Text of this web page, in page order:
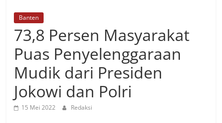
Banten
73,8 Persen Masyarakat
Puas Penyelenggaraan
Mudik dari Presiden
Jokowi dan Polri
15 Mei 2022 Redaksi